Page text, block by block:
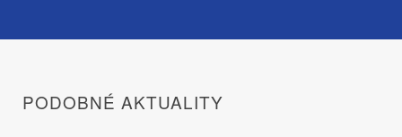
PODOBNÉ AKTUALITY